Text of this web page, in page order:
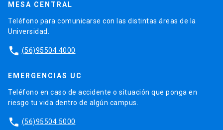
MESA CENTRAL
Teléfono para comunicarse con las distintas áreas de la
Universidad.
phone (56)95504 4000
EMERGENCIAS UC
Teléfono en caso de accidente o situación que ponga en
riesgo tu vida dentro de algún campus.
phone (56)95504 5000